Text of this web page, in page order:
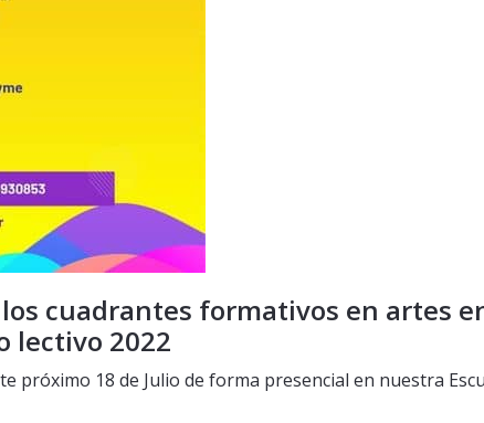
cuadrantes formativos en artes
lectivo 2022
próximo 18 de Julio de forma presencial en nuestra